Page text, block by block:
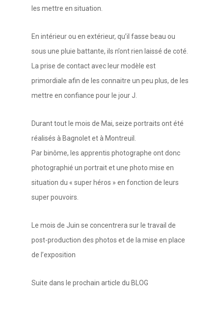
les mettre en situation.
En intérieur ou en extérieur, qu’il fasse beau ou
sous une pluie battante, ils n’ont rien laissé de coté.
La prise de contact avec leur modèle est
primordiale afin de les connaitre un peu plus, de les
mettre en confiance pour le jour J.
Durant tout le mois de Mai, seize portraits ont été
réalisés à Bagnolet et à Montreuil.
Par binôme, les apprentis photographe ont donc
photographié un portrait et une photo mise en
situation du « super héros » en fonction de leurs
super pouvoirs.
Le mois de Juin se concentrera sur le travail de
post-production des photos et de la mise en place
de l’exposition
Suite dans le prochain article du BLOG